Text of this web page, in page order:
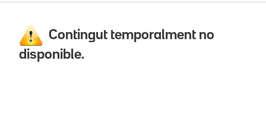
Contingut temporalment no
disponible.